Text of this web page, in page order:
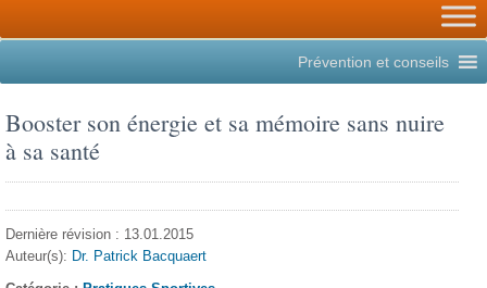
Prévention et conseils
Booster son énergie et sa mémoire sans nuire
à sa santé
Dernière révision : 13.01.2015
Auteur(s): Dr. Patrick Bacquaert